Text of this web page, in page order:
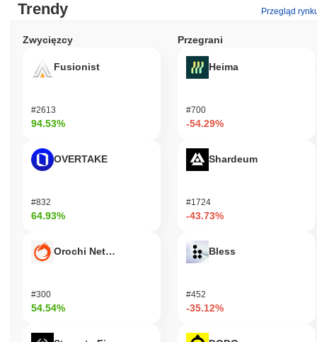
Trendy Przegląd
Zwycięzcy
Fusionist
#2613
94.53%
OVERTAKE
#832
64.93%
Orochi Network
#300
54.54%
Przegrani
Heima
#700
-54.29%
Shardeum
#1724
-43.73%
Bless
#452
-35.12%